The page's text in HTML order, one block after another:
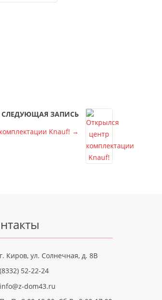
СЛЕДУЮЩАЯ ЗАПИСЬ
Knauf! →
г. Киров, ул. Солнечная, д. 8В
(8332) 52-22-24
info@z-dom43.ru